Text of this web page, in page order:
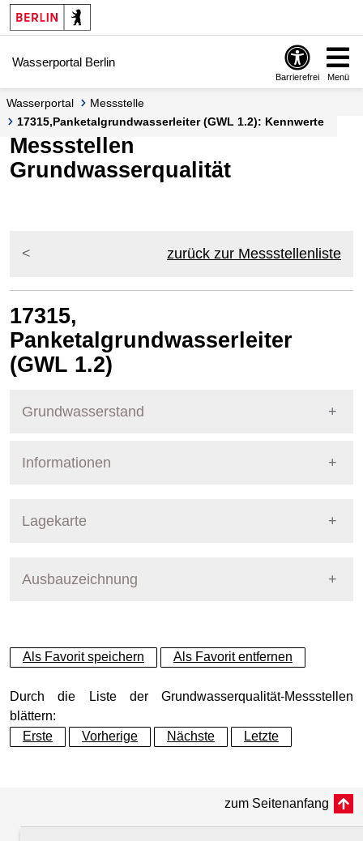
Springe zur Navigation
Springe zum Inhalt
Wasserportal Berlin
Barrierefrei Menü
Wasserportal
Messstelle
17315,Panketalgrundwasserleiter (GWL 1.2): Kennwerte
Messstellen
Grundwasserqualität
zurück zur Messstellenliste
17315,
Panketalgrundwasserleiter
(GWL 1.2)
Grundwasserstand
Dynamische Grafik
Informationen
Nummer
Ausprägung GW-Stand
Grundwasserleiter Panketalgrundwasserleiter
Geländeoberkante (GOK)
46.36
46.28
Lagekarte
+
Ausbauzeichnung
Als Favorit speichern Als Favorit entfernen
Durch die Liste der Grundwasserqualität-Messstellen
blättern:
Erste
Vorherige Nächste Letzte
zum Seitenanfang